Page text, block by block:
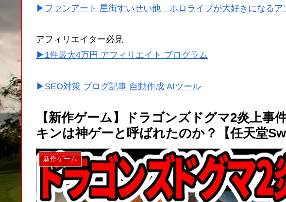
▶ファンアート 星街すいせい他 ホロライブが大好きになるア
アフィリエイター必見
▶1件最大4万円 アフィリエイト プログラム
▶SEO対策 ブログ記事 自動作成 AIツール
【新作ゲーム】ドラゴンズドグマ2炎上
キンは神ゲーと呼ばれたのか？【任天堂
新作ゲーム